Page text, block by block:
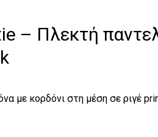
– Πλεκτή
με κορδόνι στη μέση σε ριγέ